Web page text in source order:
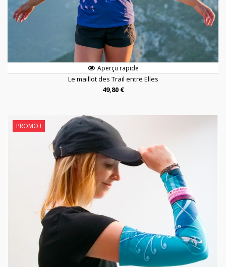
Aperçu rapide
Le maillot des Trail entre Elles
49,80 €
PROMO !